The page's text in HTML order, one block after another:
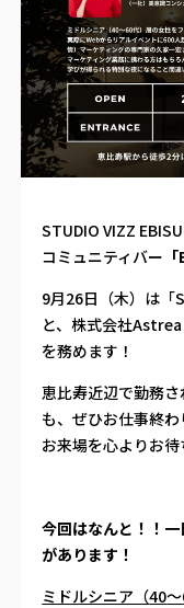
STUDIO VIZZ
コミュニティバー
9月26日（木）は「
と、株式会社
を務めます！
恵比寿近辺で勤務
も、ぜひお仕事終
お来場を心よりお待
今回はなんと！！
があります！
ミドルシニア（40～